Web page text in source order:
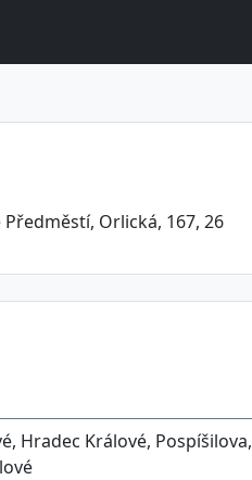
Předměstí, Orlická, 167, 26
Hradec Králové, Pospíšilova,